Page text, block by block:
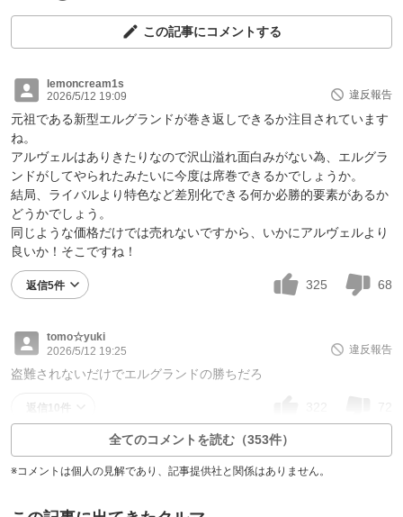
この記事にコメントする
lemoncream1s
2026/5/12 19:09
違反報告
元祖である新型エルグランドが巻き返しできるか注目されています
ね。
アルヴェルはありきたりなので沢山溢れ面白みがない為、エルグラ
ンドがしてやられたみたいに今度は席巻できるかでしょうか。
結局、ライバルより特色など差別化できる何か必勝的要素があるか
どうかでしょう。
同じような価格だけでは売れないですから、いかにアルヴェルより
良いか！そこですね！
返信5件 325 68
tomo☆yuki
2026/5/12 19:25
違反報告
盗難されないだけでエルグランドの勝ちだろ
返信10件
全てのコメントを読む（353件）
※コメントは個人の見解であり、記事提供社と関係はありません。